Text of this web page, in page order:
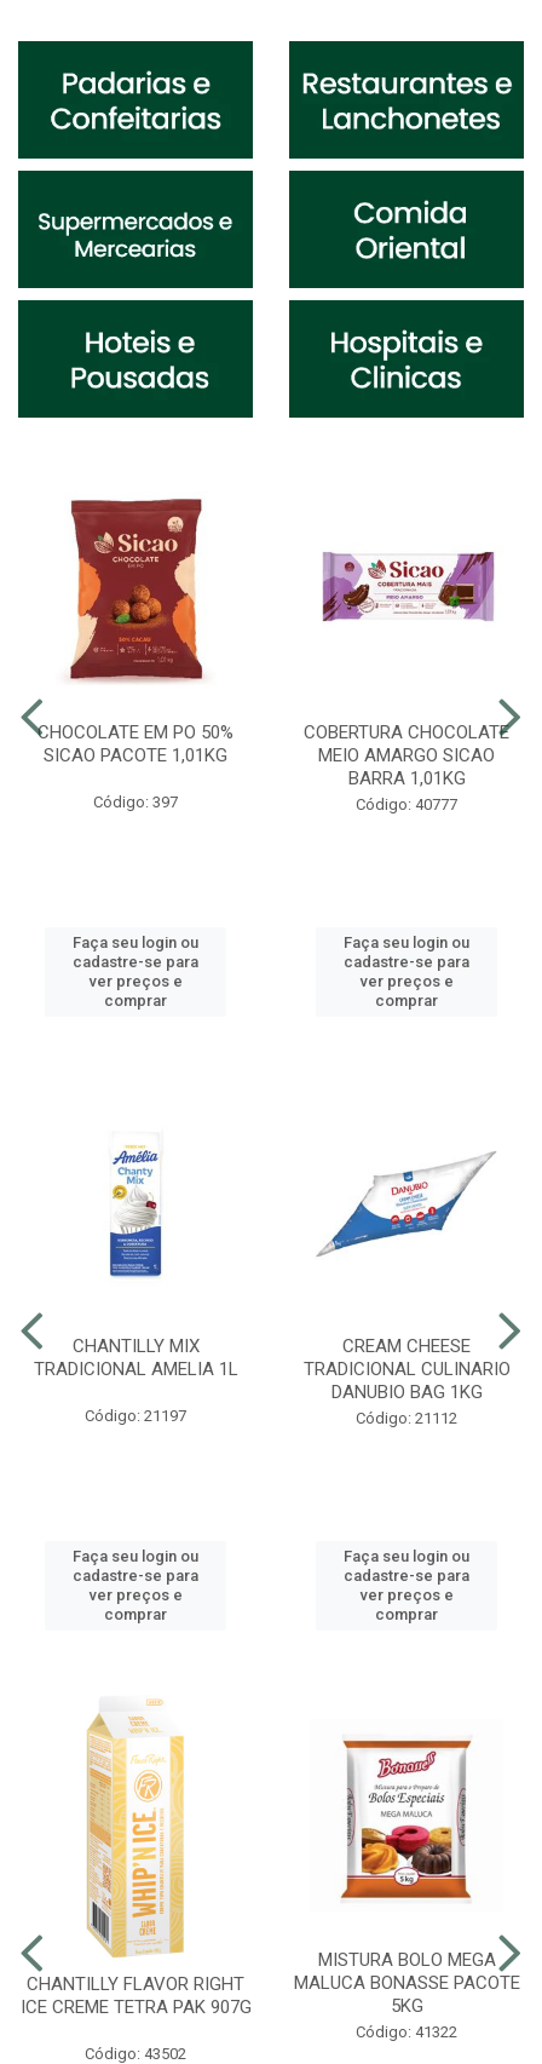
CHOCOLATE EM PO 50%
SICAO PACOTE 1,01KG
Código: 397
Faça seu login ou
cadastre-se para
ver preços e
comprar
COBERTURA CHOCOLATE
MEIO AMARGO SICAO
BARRA 1,01KG
Código: 40777
Faça seu login ou
cadastre-se para
ver preços e
comprar
CHANTILLY MIX
TRADICIONAL AMELIA 1L
Código: 21197
Faça seu login ou
cadastre-se para
ver preços e
comprar
CREAM CHEESE
TRADICIONAL CULINARIO
DANUBIO BAG 1KG
Código: 21112
Faça seu login ou
cadastre-se para
ver preços e
comprar
CHANTILLY FLAVOR RIGHT
ICE CREME TETRA PAK 907G
Código: 43502
MISTURA BOLO MEGA
MALUCA BONASSE PACOTE
5KG
Código: 41322